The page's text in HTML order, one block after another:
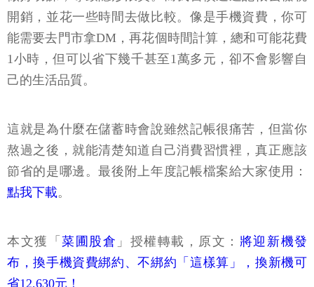
開銷，並花一些時間去做比較。像是手機資費，你可
能需要去門市拿DM，再花個時間計算，總和可能花費
1小時，但可以省下幾千甚至1萬多元，卻不會影響自
己的生活品質。
這就是為什麼在儲蓄時會說雖然記帳很痛苦，但當你
熬過之後，就能清楚知道自己消費習慣裡，真正應該
節省的是哪邊。最後附上年度記帳檔案給大家使用：
點我下載。
本文獲「菜圃股倉 」授權轉載，原文： 將迎新機發
布，換手機資費綁約、不綁約「這樣算」，換新機可
省12,630元！